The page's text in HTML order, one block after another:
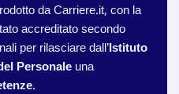
da Carriere.it, con la
accreditato secondo
per rilasciare dall’Istituto
Personaleuna
.